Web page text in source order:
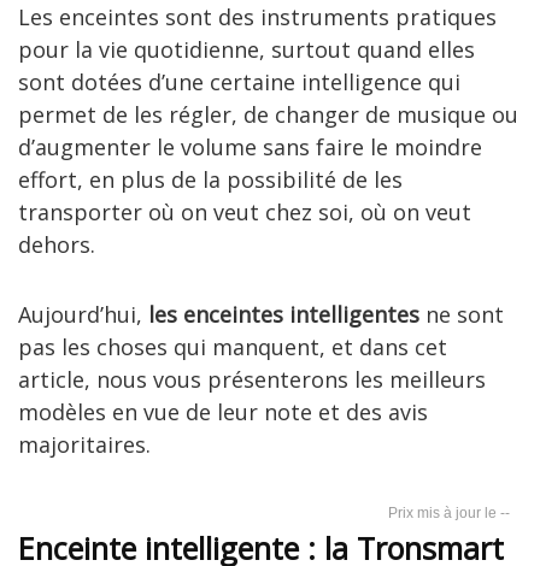
Les enceintes sont des instruments pratiques
pour la vie quotidienne, surtout quand elles
sont dotées d’une certaine intelligence qui
permet de les régler, de changer de musique ou
d’augmenter le volume sans faire le moindre
effort, en plus de la possibilité de les
transporter où on veut chez soi, où on veut
dehors.
Aujourd’hui, les enceintes intelligentes ne sont
pas les choses qui manquent, et dans cet
article, nous vous présenterons les meilleurs
modèles en vue de leur note et des avis
majoritaires.
--
Enceinte intelligente : la Tronsmart